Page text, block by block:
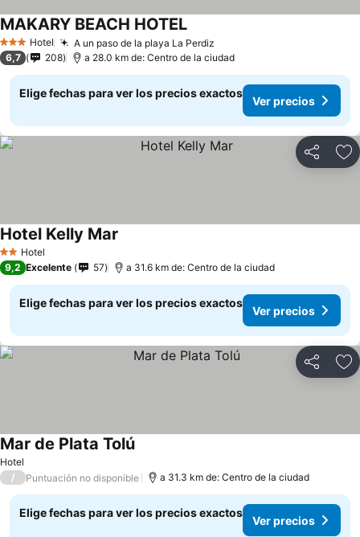
3 Estrellas
Hotel A un paso de la playa La Perdiz
MAKARY BEACH HOTEL
6,7 208 a 28.0 km de: Centro de la ciudad
Elige fechas para ver los precios exactos
Ver precios
Compartir
2 Estrellas
Hotel
Hotel Kelly Mar
9,2 Excelente 57 a 31.6 km de: Centro de la ciudad
Elige fechas para ver los precios exactos
Ver precios
Compartir
Hotel
Mar de Plata Tolú
/ Puntuación no disponible a 31.3 km de: Centro de la ciudad
Elige fechas para ver los precios exactos
Ver precios